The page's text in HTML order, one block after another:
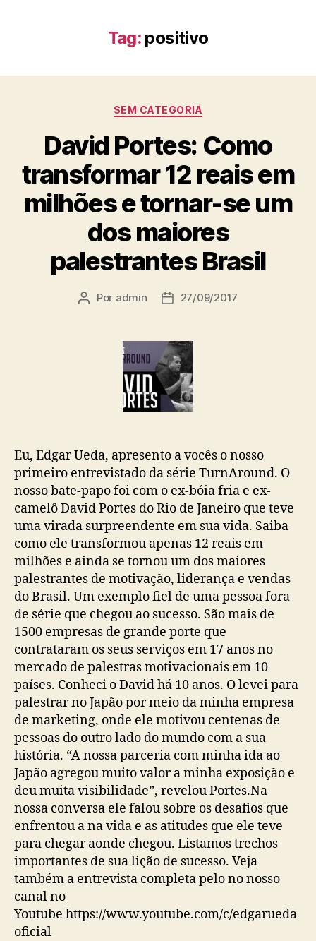
Tag: positivo
SEM CATEGORIA
David Portes: Como
transformar 12 reais em
milhões e tornar-se um
dos maiores
palestrantes Brasil
Por admin 27/09/2017
Eu, Edgar Ueda, apresento a vocês o nosso
primeiro entrevistado da série TurnAround. O
nosso bate-papo foi com o ex-bóia fria e ex-
camelô David Portes do Rio de Janeiro que teve
uma virada surpreendente em sua vida. Saiba
como ele transformou apenas 12 reais em
milhões e ainda se tornou um dos maiores
palestrantes de motivação, liderança e vendas
do Brasil. Um exemplo fiel de uma pessoa fora
de série que chegou ao sucesso. São mais de
1500 empresas de grande porte que
contrataram os seus serviços em 17 anos no
mercado de palestras motivacionais em 10
países. Conheci o David há 10 anos. O levei para
palestrar no Japão por meio da minha empresa
de marketing, onde ele motivou centenas de
pessoas do outro lado do mundo com a sua
história. “A nossa parceria com minha ida ao
Japão agregou muito valor a minha exposição e
deu muita visibilidade”, revelou Portes.Na
nossa conversa ele falou sobre os desafios que
enfrentou a na vida e as atitudes que ele teve
para chegar aonde chegou. Listamos trechos
importantes de sua lição de sucesso. Veja
também a entrevista completa pelo no nosso
canal no
Youtube https://www.youtube.com/c/edgarueda
oficial